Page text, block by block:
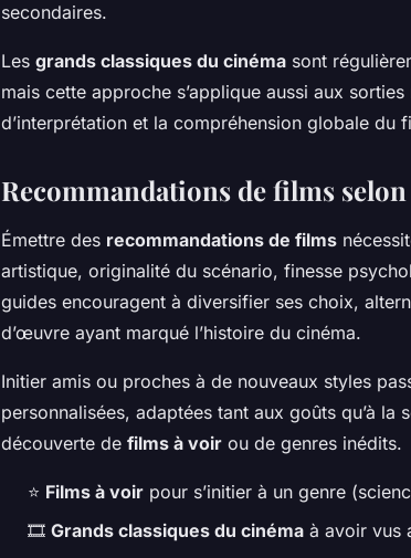
secondaires.
Les grands classiques du cinéma sont
mais cette approche s’applique aussi aux
d’interprétation et la compréhension globale du
Recommandations de films
Émettre des recommandations de films
artistique, originalité du scénario, finesse
guides encouragent à diversifier ses choix,
d’œuvre ayant marqué l’histoire du cinéma.
Initier amis ou proches à de nouveaux styles
personnalisées, adaptées tant aux goûts qu’à la
découverte de films à voir ou de genres inédits.
⭐ Films à voir pour s’initier à un genre
🎞 Grands classiques du cinéma à avoir vus